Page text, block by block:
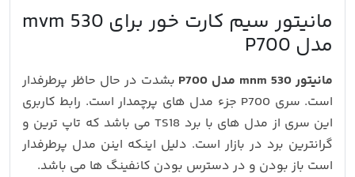
مانیتور سیم کارت خور برای mvm 530
مدل P700
مانیتور mnm 530 مدل P700
بشدت در حال حاظر پرطرفدار
است. سری P700 جزء مدل های پرچمدار است. رابط کاربری
این سری از مدل های با برد TS18 می باشد که تاپ ترین و
گرانترین برد در بازار است. دلیل اینکه اینن مدل پرطرفدار
است باز بودن و در دسترس بودن کانفینگ ها می باشد.